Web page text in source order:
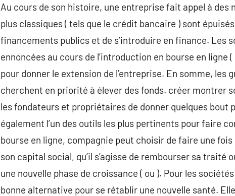
Au cours de son histoire, une entreprise fait appel à des
plus classiques ( tels que le crédit bancaire ) sont
financements publics et de s’introduire en finance. Les
ennoncées au cours de l’introduction en bourse en
pour donner le extension de l’entreprise. En somme, les
cherchent en priorité à élever des fonds. créer montrer
les fondateurs et propriétaires de donner quelques
également l’un des outils les plus pertinents pour faire
bourse en ligne, compagnie peut choisir de faire une
son capital social, qu’il s’agisse de rembourser sa traité
une nouvelle phase de croissance ( ou ). Pour les
bonne alternative pour se rétablir une nouvelle santé.